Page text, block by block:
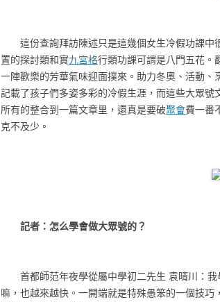
這份查詢拜訪陳述只是這幾個女生冷假功課中
置的探討類和實九宮格行類功課可謂是八門五花。
一陣歡樂的芳華氣味迎面撲來。助力冬奧、活動
記載了孩子們多姿多彩的冷假生涯，而這些大眾
所有的整合到一篇文章里，還真是要破聚會費一番
克不及少。
記者：怎么學會做大眾號的？
首都師范年夜學從屬中學初二先生 袁晴川：我
嘛，也越來越快。一開端就是特殊愚笨的一個技